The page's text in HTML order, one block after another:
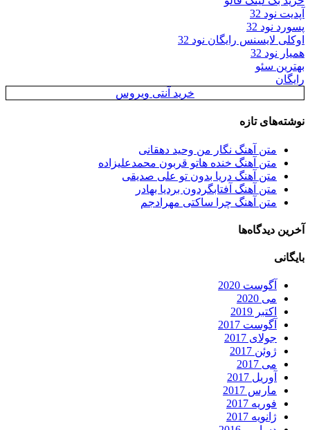
آپدیت نود 32
پسورد نود 32
اوکلی لایسنس رایگان نود 32
همیار نود 32
بهترین سئو
رایگان
خرید آنتی ویروس
نوشته‌های تازه
متن آهنگ نگار من وحید دهقانی
متن آهنگ خنده هاتو قربون محمدعلیزاده
متن آهنگ دریا بدون تو علی صدیقی
متن آهنگ آفتابگردون بردیا بهادر
متن آهنگ چرا ساکتی مهرادجم
آخرین دیدگاه‌ها
بایگانی
آگوست 2020
می 2020
اکتبر 2019
آگوست 2017
جولای 2017
ژوئن 2017
می 2017
آوریل 2017
مارس 2017
فوریه 2017
ژانویه 2017